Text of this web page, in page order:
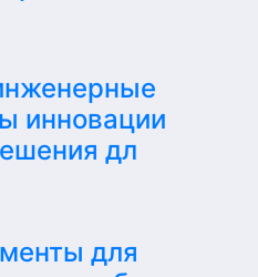
инновации
дл
для